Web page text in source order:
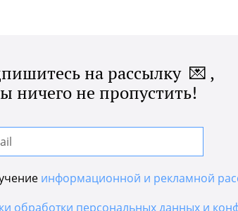
на рассылку 💌 ,
ничего не пропустить!
информационной и рекламной
обработки персональных данных и